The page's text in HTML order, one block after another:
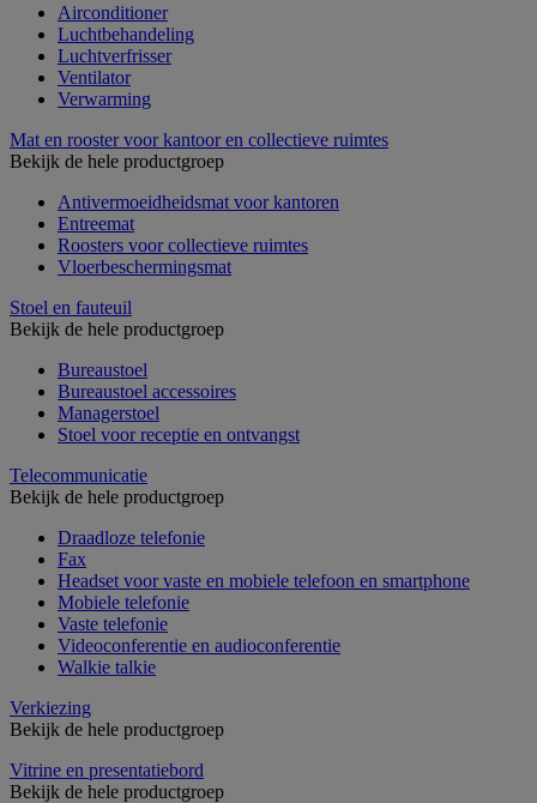
Airconditioner
Luchtbehandeling
Luchtverfrisser
Ventilator
Verwarming
Mat en rooster voor kantoor en collectieve ruimtes
Bekijk de hele productgroep
Antivermoeidheidsmat voor kantoren
Entreemat
Roosters voor collectieve ruimtes
Vloerbeschermingsmat
Stoel en fauteuil
Bekijk de hele productgroep
Bureaustoel
Bureaustoel accessoires
Managerstoel
Stoel voor receptie en ontvangst
Telecommunicatie
Bekijk de hele productgroep
Draadloze telefonie
Fax
Headset voor vaste en mobiele telefoon en smartphone
Mobiele telefonie
Vaste telefonie
Videoconferentie en audioconferentie
Walkie talkie
Verkiezing
Bekijk de hele productgroep
Vitrine en presentatiebord
Bekijk de hele productgroep